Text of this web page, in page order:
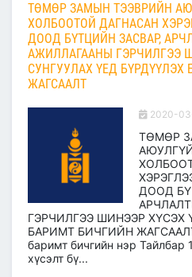
ТӨМӨР ЗАМЫН ТЭЭВРИЙН
ХОЛБООТОЙ ДАГНАСАН
ДООД БҮТЦИЙН ЗАСВАР,
АЖИЛЛАГААНЫ ГЭРЧИЛГЭЭ
СУНГУУЛАХ ҮЕД БҮРДҮҮЛЭХ
ЖАГСААЛТ
2020-
ТӨМӨР
ДООД
ГЭРЧИЛГЭЭ ШИНЭЭР ХҮСЭХ
БАРИМТ БИЧГИЙН
баримт бичгийн нэр Тайлбар
хүсэлт бү...